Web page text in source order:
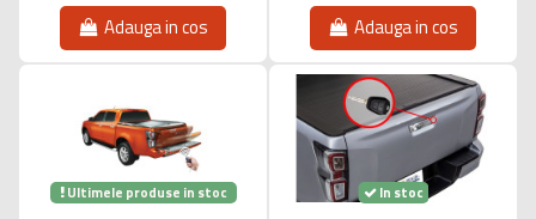
Adauga in cos Adauga in cos
Ultimele produse in stoc In stoc